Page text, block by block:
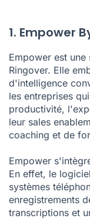
1. Empower
Empower est
Ringover. Elle
d'intelligence
les entreprises
productivité,
leur sales
coaching et de
Empower
En effet, le
systèmes
enregistrements
transcriptions et